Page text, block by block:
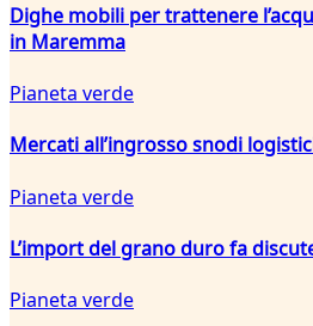
Dighe mobili per trattenere
in Maremma
Pianeta verde
Mercati all’ingrosso snodi
Pianeta verde
L’import del grano duro fa
Pianeta verde